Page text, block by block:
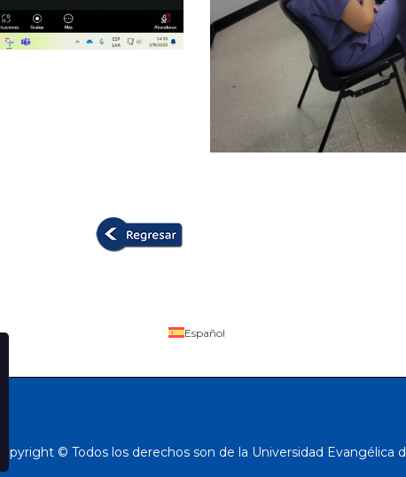
Copyright © Todos los derechos son de la Universidad Evangélica
Español